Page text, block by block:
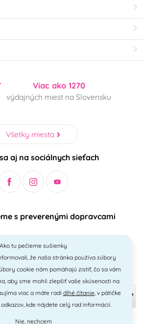
Viac ako 1270
výdajných miest na Slovensku
Všetky miesta
aj na sociálnych sieťach
s preverenými dopravcami
jednoduchý spôsob platieb
Ako tu pečieme sušienky
že naša stránka používa súbory
cookie nám pomáhajú zistiť, čo sa vám
aby sme mohli zlepšiť vaše skúsenosti na
viac a máte radi dlhé čítanie, v pätičke
kde nájdete celý rad informácií.
Nie, nechcem